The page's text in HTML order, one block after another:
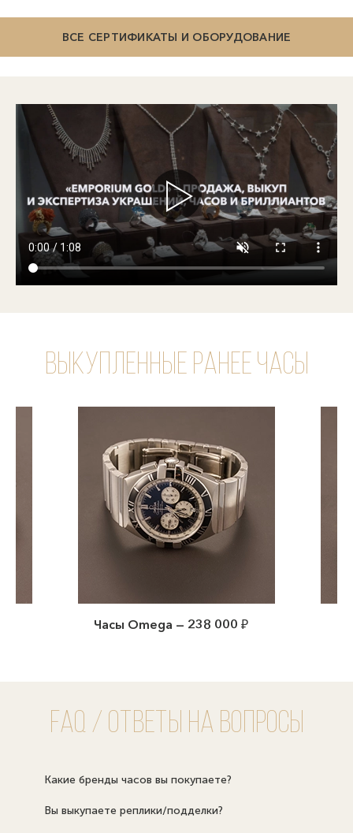
ВСЕ СЕРТИФИКАТЫ И ОБОРУДОВАНИЕ
Выкупленные ранее часы
Часы Omega — 238 000 ₽
FAQ / Ответы на вопросы
Какие бренды часов вы покупаете?
Вы выкупаете реплики/подделки?